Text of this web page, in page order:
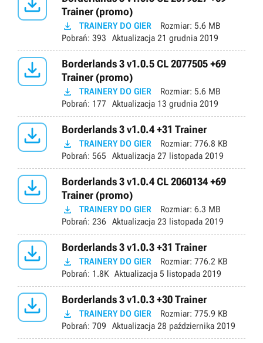
Trainer (promo)
 TRAINERY DO GIER Rozmiar: 5.6 MB
Pobrań: 393 Aktualizacja 21 grudnia 2019

Borderlands 3 v1.0.5 CL 2077505 +69
Trainer (promo)
 TRAINERY DO GIER Rozmiar: 5.6 MB
Pobrań: 177 Aktualizacja 13 grudnia 2019
 Borderlands 3 v1.0.4 +31 Trainer
 TRAINERY DO GIER Rozmiar: 776.8 KB
Pobrań: 565 Aktualizacja 27 listopada 2019

Borderlands 3 v1.0.4 CL 2060134 +69
Trainer (promo)
 TRAINERY DO GIER Rozmiar: 6.3 MB
Pobrań: 236 Aktualizacja 23 listopada 2019
 Borderlands 3 v1.0.3 +31 Trainer
 TRAINERY DO GIER Rozmiar: 776.2 KB
Pobrań: 1.8K Aktualizacja 5 listopada 2019
 Borderlands 3 v1.0.3 +30 Trainer
 TRAINERY DO GIER Rozmiar: 775.9 KB
Pobrań: 709 Aktualizacja 28 października 2019